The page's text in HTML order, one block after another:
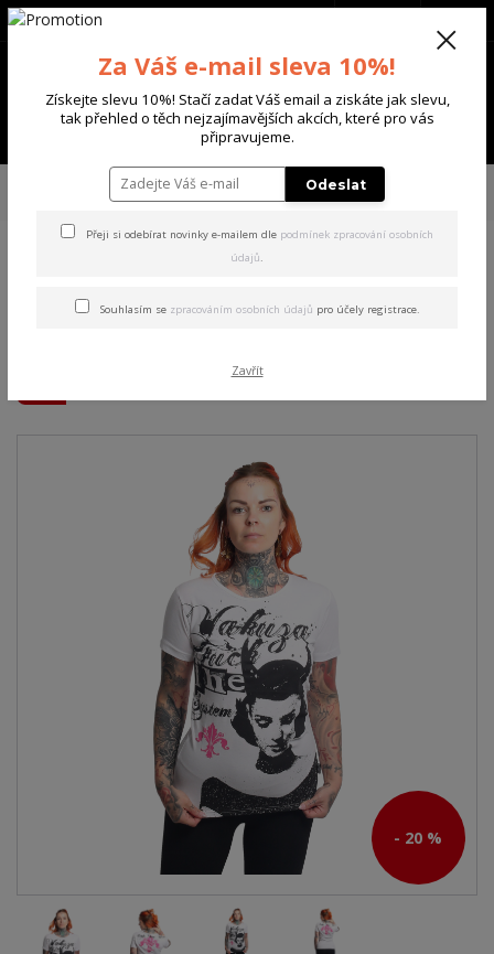
Menu
+420 702 136 620
TRIČKA & TÍLKA
Yakuza dámské tílko Donna Urban
Crew Neck T-Shirt white M
Urban Crew Neck T-Shirt
- 20 %
Za Váš e-mail sleva 10%!
Získejte slevu 10%! Stačí zadat Váš email a ziskáte jak slevu,
tak přehled o těch nejzajímavějších akcích, které pro vás
připravujeme.
Odeslat
Přeji si odebírat novinky e-mailem dle podmínek zpracování osobních
údajů.
Souhlasím se zpracováním osobních údajů pro účely registrace.
Zavřít